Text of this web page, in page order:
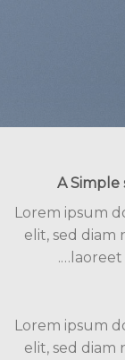
A
Lorem ipsum
elit, sed
Lorem ipsum
elit, sed